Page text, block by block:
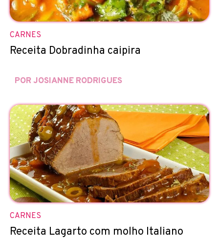
CARNES
Receita Dobradinha caipira
POR JOSIANNE RODRIGUES
CARNES
Receita Lagarto com molho Italiano